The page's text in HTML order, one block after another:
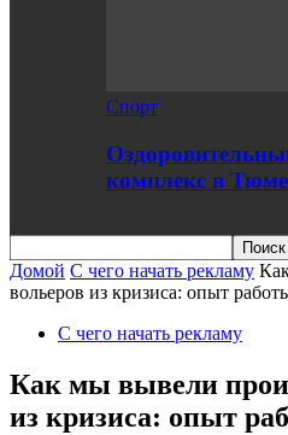
Спорт
комплекс в
Домой C чего начать рекламу
вольеров из кризиса: опыт
C чего начать рекламу
Как мы вывели
из кризиса: опыт